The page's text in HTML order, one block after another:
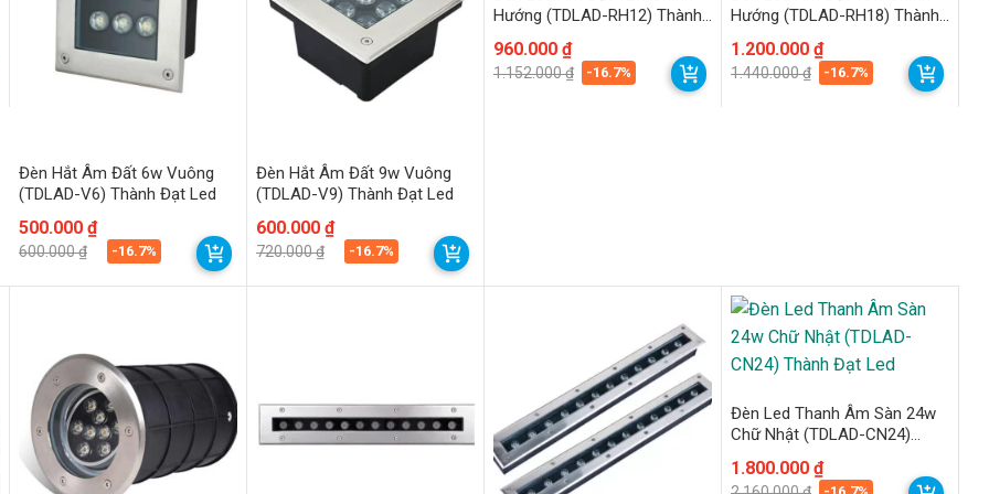
Đèn Hắt Âm Đất 6w Vuông
(TDLAD-V6) Thành Đạt Led
600.000₫
Giá
gốc
là:
500.000 ₫
Giá
hiện
tại
500.000 ₫.
-16.7%
Đèn Hắt Âm Đất 9w Vuông
(TDLAD-V9) Thành Đạt Led
720.000₫
Giá
gốc
là:
600.000 ₫
Giá
hiện
tại
600.000 ₫.
-16.7%
Hướng (TDLAD-RH12) Thành
1.152.000₫
Giá
gốc
là:
960.000 ₫
Giá
hiện
tại
-16.7%
Hướng (TDLAD-RH18) Thành
1.440.000₫
Giá
gốc
là:
1.200.000 ₫
Giá
hiện
tại
-16.7%
Đèn Led Thanh Âm Sàn 24w
Chữ Nhật (TDLAD-CN24)
Giá
gốc
1.800.000 ₫
Giá
hiện